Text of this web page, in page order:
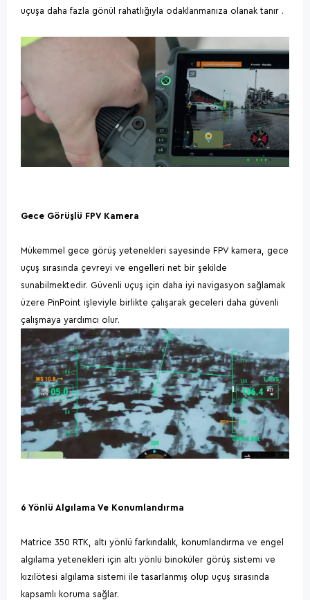
uçuşa daha fazla gönül rahatlığıyla odaklanmanıza olanak tanır .
Gece Görüşlü FPV Kamera
Mükemmel gece görüş yetenekleri sayesinde FPV kamera, gece
uçuş sırasında çevreyi ve engelleri net bir şekilde
sunabilmektedir. Güvenli uçuş için daha iyi navigasyon sağlamak
üzere PinPoint işleviyle birlikte çalışarak geceleri daha güvenli
çalışmaya yardımcı olur.
6 Yönlü Algılama Ve Konumlandırma
Matrice 350 RTK, altı yönlü farkındalık, konumlandırma ve engel
algılama yetenekleri için altı yönlü binoküler görüş sistemi ve
kızılötesi algılama sistemi ile tasarlanmış olup uçuş sırasında
kapsamlı koruma sağlar.